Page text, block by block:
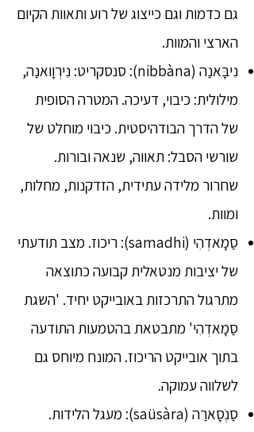
גם כדמות וגם כייצוג של רוע ותאוות הקיום
הארצי והמוות.
נִיבָּאנַה (nibbàna): סנסקריט: נִירְוָואנַה,
מילולית: כיבוי, דעיכה. המטרה הסופית
של הדרך הבודהיסטית. כיבוי מוחלט של
שורשי הסבל: תאווה, שנאה ובורות.
שחרור מלידה עתידית, הזדקנות, מחלות,
ומוות.
סַמָאדְהִי (samadhi): ריכוז. מצב תודעתי
של יציבות מנטאלית קבועה כתוצאה
מתרגול התרכזות באובייקט יחיד. 'השגת
סַמָאדְהִי' מתבטאת בהטמעות התודעה
בתוך אובייקט הריכוז. המונח מיוחס גם
לשלווה עמוקה.
סַנְֹסָארַה (saüsàra): מעגל הלידות.